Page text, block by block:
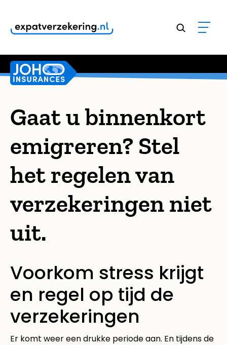
Klanten geven onze dienstverlening een
Gaat u binnenkort
emigreren? Stel
het regelen van
verzekeringen niet
uit.
Voorkom stress krijgt
en regel op tijd de
verzekeringen
Er komt weer een drukke periode aan. En tijdens de